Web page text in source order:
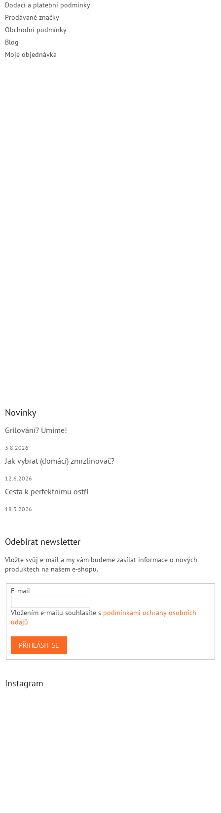
Dodací a platební podmínky
Prodávané značky
Obchodní podmínky
Blog
Moje objednávka
Novinky
Grilování? Umíme!
3.8.2026
Jak vybrat (domácí) zmrzlinovač?
12.6.2026
Cesta k perfektnímu ostří
18.3.2026
Odebírat newsletter
Vložte svůj e-mail a my vám budeme zasílat informace o nových
produktech na našem e-shopu.
E-mail
Vložením e-mailu souhlasíte s podmínkami ochrany osobních
údajů
PŘIHLÁSIT SE
Instagram